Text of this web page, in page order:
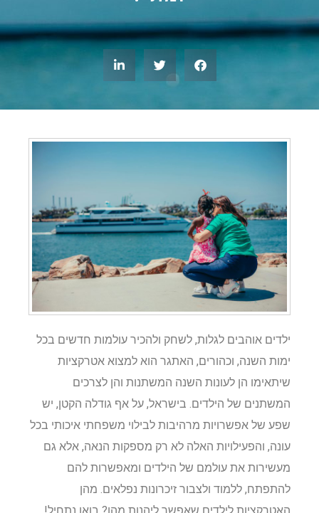
ילדים אוהבים לגלות, לשחק ולהכיר עולמות חדשים בכל
ימות השנה, וכהורים, האתגר הוא למצוא אטרקציות
שיתאימו הן לעונות השנה המשתנות והן לצרכים
המשתנים של הילדים. בישראל, על אף גודלה הקטן, יש
שפע של אפשרויות מרהיבות לבילוי משפחתי איכותי בכל
עונה, והפעילויות האלה לא רק מספקות הנאה, אלא גם
מעשירות את עולמם של הילדים ומאפשרות להם
להתפתח, ללמוד ולצבור זיכרונות נפלאים. מהן
האטרקציות לילדים שאפשר ליהנות מהן? בואו נתחיל!